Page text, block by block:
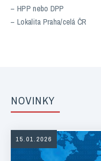
– HPP nebo DPP
– Lokalita Praha/celá ČR
NOVINKY
15.01.2026